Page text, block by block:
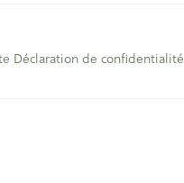
Déclaration de confidentialité